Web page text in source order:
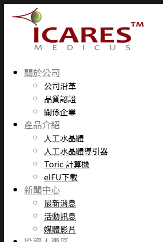
關於公司
公司沿革
品質認證
關係企業
產品介紹
人工水晶體
人工水晶體導引器
Toric 計算機
eIFU下載
新聞中心
最新消息
活動訊息
媒體影片